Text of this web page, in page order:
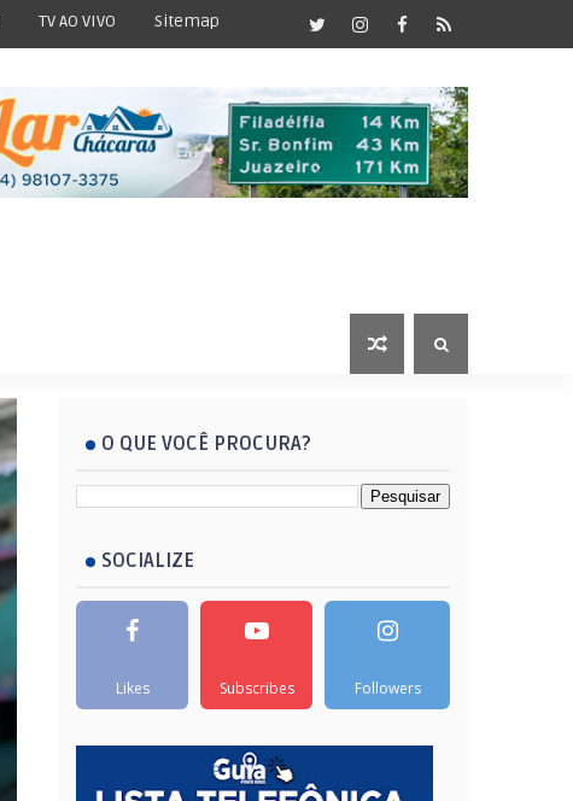
TV AO VIVO Sitemap
O QUE VOCÊ PROCURA?
SOCIALIZE
Likes Subscribes Followers